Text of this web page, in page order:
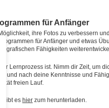
für Anfänger
ihre Fotos zu verbessern
für Anfänger und etwas
Fähigkeiten
Lernprozess ist. Nimm dir Zeit, um
und nach deine Kenntnisse und
freien Lauf.
gibt es hier zum herunterladen.